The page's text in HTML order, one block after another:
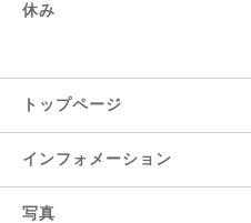
休み
トップページ
インフォメーション
写真